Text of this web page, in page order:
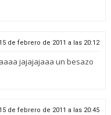
15 de febrero de 2011 a las 20:12
jajajajaaa un besazo
15 de febrero de 2011 a las 20:45